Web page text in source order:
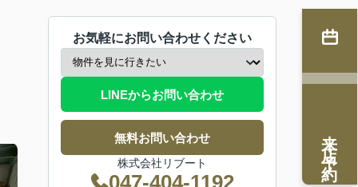
お気軽にお問い合わせください
LINEからお問い合わせ
無料お問い合わせ
株式会社リブート
047-404-1192
来店予約